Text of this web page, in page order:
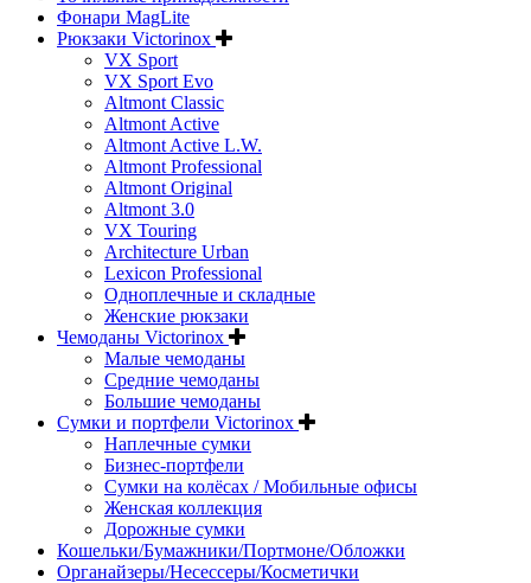
Фонари MagLite
Рюкзаки Victorinox
VX Sport
VX Sport Evo
Altmont Classic
Altmont Active
Altmont Active L.W.
Altmont Professional
Altmont Original
Altmont 3.0
VX Touring
Architecture Urban
Lexicon Professional
Одноплечные и складные
Женские рюкзаки
Чемоданы Victorinox
Малые чемоданы
Средние чемоданы
Большие чемоданы
Сумки и портфели Victorinox
Наплечные сумки
Бизнес-портфели
Сумки на колёсах / Мобильные офисы
Женская коллекция
Дорожные сумки
Кошельки/Бумажники/Портмоне/Обложки
Органайзеры/Несессеры/Косметички